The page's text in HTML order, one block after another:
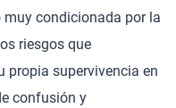
muy condicionada por la
riesgos que
propia supervivencia en
confusión y